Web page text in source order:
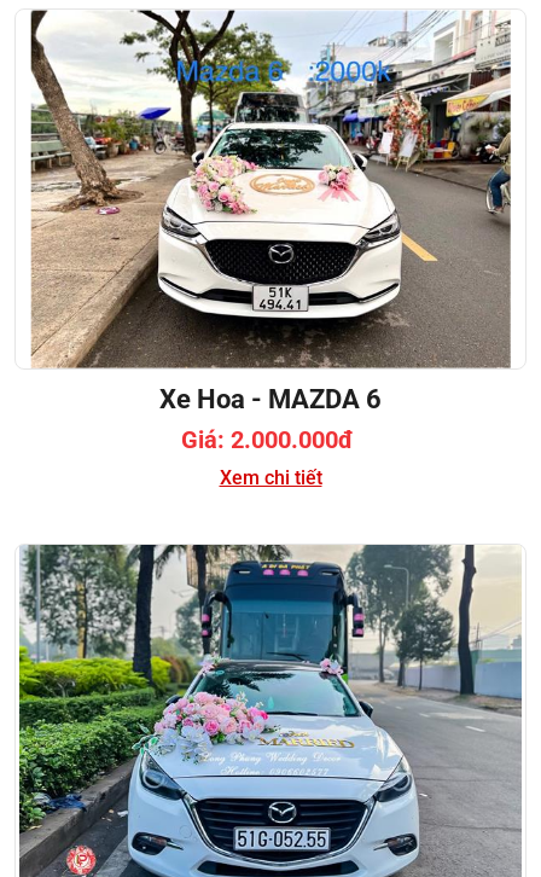
Xe Hoa - MAZDA 6
Giá: 2.000.000đ
Xem chi tiết